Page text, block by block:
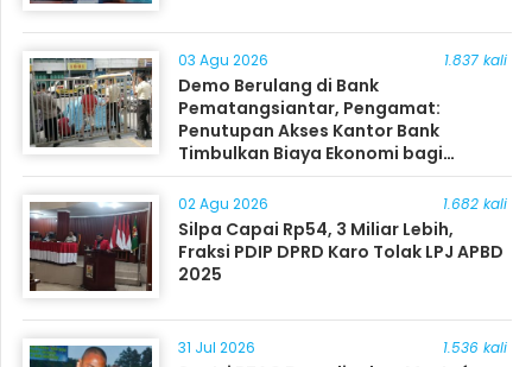
03 Agu 2026 1.837 kali
Demo Berulang di Bank
Pematangsiantar, Pengamat:
Penutupan Akses Kantor Bank
Timbulkan Biaya Ekonomi bagi
Masyarakat
02 Agu 2026 1.682 kali
Silpa Capai Rp54, 3 Miliar Lebih,
Fraksi PDIP DPRD Karo Tolak LPJ APBD
2025
31 Jul 2026 1.536 kali